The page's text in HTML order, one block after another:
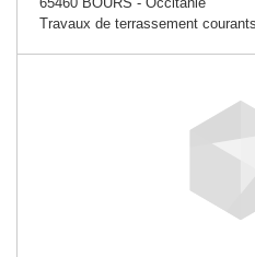
Travaux de terrassement